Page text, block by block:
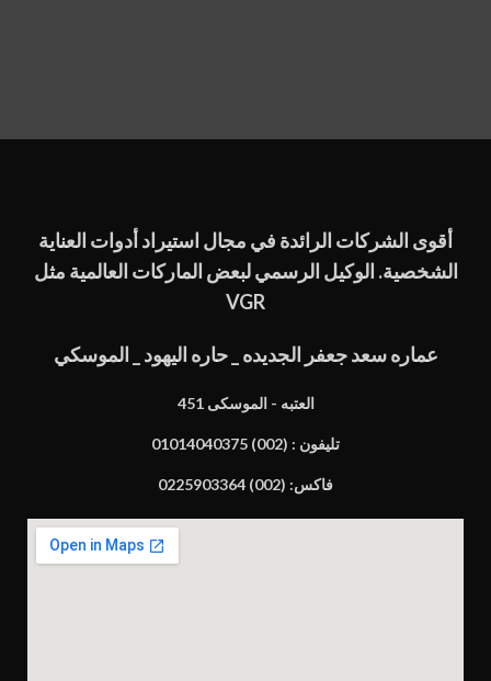
أقوى الشركات الرائدة في مجال استيراد أدوات العناية
الشخصية. الوكيل الرسمي لبعض الماركات العالمية مثل
VGR
عماره سعد جعفر الجديده _ حاره اليهود _ الموسكي
451 العتبه - الموسكى
تليفون : (002) 01014040375
فاكس: (002) 0225903364